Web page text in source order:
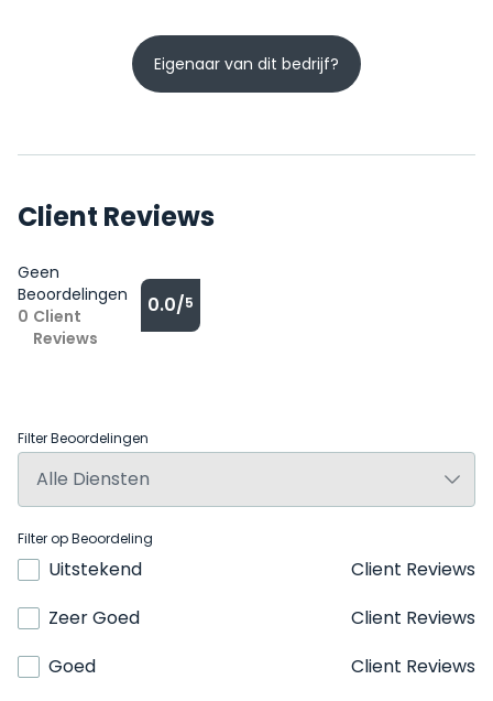
Eigenaar van dit bedrijf?
Client Reviews
Geen
Beoordelingen
0 Client
Reviews
0.0/5
Filter Beoordelingen
Filter op Beoordeling
Uitstekend
Client Reviews
Zeer Goed
Client Reviews
Goed
Client Reviews